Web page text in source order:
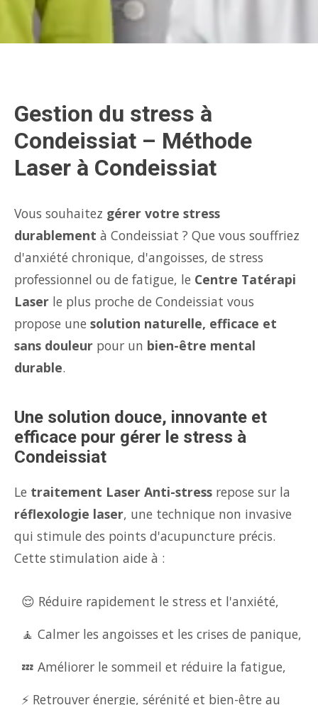
Gestion du stress à
Condeissiat – Méthode
Laser à Condeissiat
Vous souhaitez gérer votre stress
durablement à Condeissiat ? Que vous souffriez
d'anxiété chronique, d'angoisses, de stress
professionnel ou de fatigue, le Centre Tatérapi
Laser le plus proche de Condeissiat vous
propose une solution naturelle, efficace et
sans douleur pour un bien-être mental
durable.
Une solution douce, innovante et
efficace pour gérer le stress à
Condeissiat
Le traitement Laser Anti-stress repose sur la
réflexologie laser, une technique non invasive
qui stimule des points d'acupuncture précis.
Cette stimulation aide à :
😌 Réduire rapidement le stress et l'anxiété,
🧘 Calmer les angoisses et les crises de panique,
💤 Améliorer le sommeil et réduire la fatigue,
⚡ Retrouver énergie, sérénité et bien-être au